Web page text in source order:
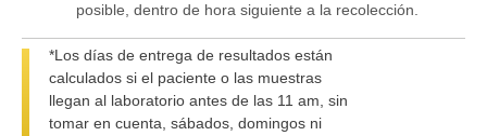
posible, dentro de hora siguiente a la recolección.
*Los días de entrega de resultados están
calculados si el paciente o las muestras
llegan al laboratorio antes de las 11 am, sin
tomar en cuenta, sábados, domingos ni